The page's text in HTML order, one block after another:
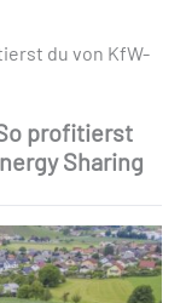
du von KfW-
profitierst
Sharing